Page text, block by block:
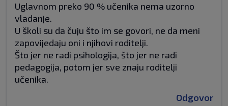
Uglavnom preko 90 % učenika nema uzorno
vladanje.
U školi su da čuju što im se govori, ne da meni
zapovijedaju oni i njihovi roditelji.
Što jer ne radi psihologija, što jer ne radi
pedagogija, potom jer sve znaju roditelji
učenika.
Odgovor